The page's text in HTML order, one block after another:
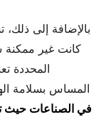
بالإضافة إلى ذلك،
كانت غير ممكنة
المحددة
المساس بسلامة
في الصناعات حيث